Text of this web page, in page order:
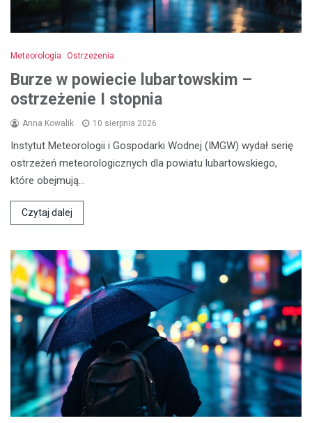
Meteorologia Ostrzeżenia
Burze w powiecie lubartowskim –
ostrzeżenie I stopnia
Anna Kowalik 10 sierpnia 2026
Instytut Meteorologii i Gospodarki Wodnej (IMGW) wydał serię
ostrzeżeń meteorologicznych dla powiatu lubartowskiego,
które obejmują…
Czytaj dalej